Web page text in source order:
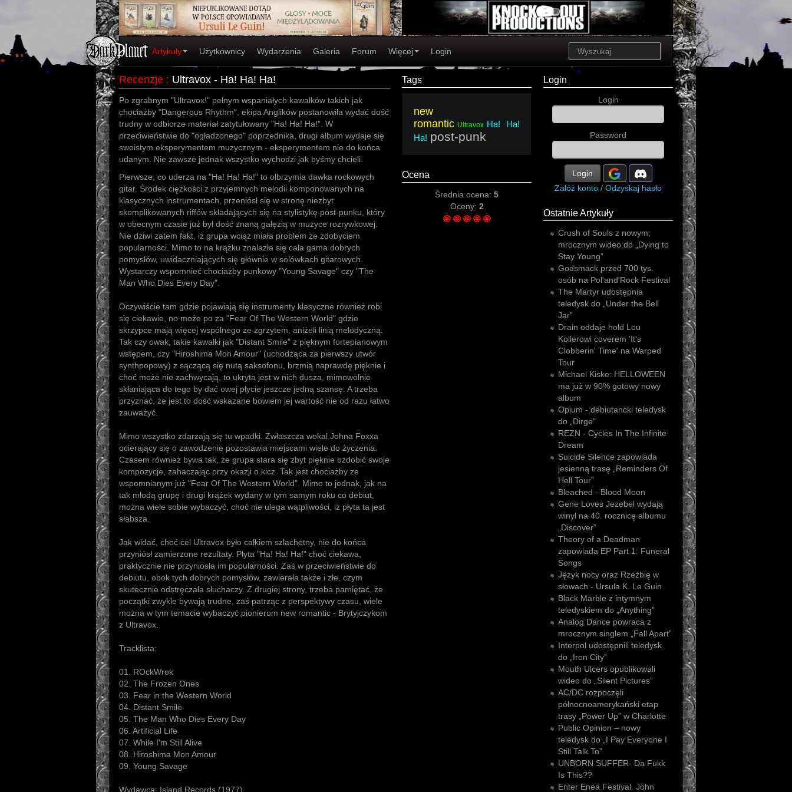
Artykuły Użytkownicy Wydarzenia Galeria Forum Więcej Login
Recenzje : Ultravox - Ha! Ha! Ha!
Po zgrabnym "Ultravox!" pełnym wspaniałych kawałków takich jak
chociażby "Dangerous Rhythm", ekipa Anglików postanowiła wydać dość
trudny w odbiorze materiał zatytułowany "Ha! Ha! Ha!". W
przeciwieństwie do "ogładzonego" poprzednika, drugi album wydaje się
swoistym eksperymentem muzycznym - eksperymentem nie do końca
udanym. Nie zawsze jednak wszystko wychodzi jak byśmy chcieli.
Pierwsze, co uderza na "Ha! Ha! Ha!" to olbrzymia dawka rockowych
gitar. Środek ciężkości z przyjemnych melodii komponowanych na
klasycznych instrumentach, przeniósł się w stronę niezbyt
skomplikowanych riffów składających się na stylistykę post-punku, który
w obecnym czasie już był dość znaną gałęzią w muzyce rozrywkowej.
Nie dziwi zatem fakt, iż grupa wciąż miała problem ze zdobyciem
popularności. Mimo to na krążku znalazła się cała gama dobrych
pomysłów, uwidaczniających się głównie w solówkach gitarowych.
Wystarczy wspomnieć chociażby punkowy "Young Savage" czy "The
Man Who Dies Every Day".
Oczywiście tam gdzie pojawiają się instrumenty klasyczne również robi
się ciekawie, no może po za "Fear Of The Western World" gdzie
skrzypce mają więcej wspólnego ze zgrzytem, aniżeli linią melodyczną.
Tak czy owak, takie kawałki jak "Distant Smile" z pięknym fortepianowym
wstępem, czy "Hiroshima Mon Amour" (uchodząca za pierwszy utwór
synthpopowy) z sączącą się nutą saksofonu, brzmią naprawdę pięknie i
choć może nie zachwycają, to ukryta jest w nich dusza, mimowolnie
skłaniająca do tego by dać owej płycie jeszcze jedną szansę. A trzeba
przyznać, że jest to dość wskazane bowiem jej wartość nie od razu łatwo
zauważyć.
Mimo wszystko zdarzają się tu wpadki. Zwłaszcza wokal Johna Foxxa
ocierający się o zawodzenie pozostawia miejscami wiele do życzenia.
Czasem również bywa tak, że grupa stara się zbyt pięknie ozdobić swoje
kompozycje, zahaczając przy okazji o kicz. Tak jest chociażby ze
wspomnianym już "Fear Of The Western World". Mimo to jednak, jak na
tak młodą grupę i drugi krążek wydany w tym samym roku co debiut,
można wiele sobie wybaczyć, choć nie ulega wątpliwości, iż płyta ta jest
słabsza.
Jak widać, choć cel Ultravox było całkiem szlachetny, nie do końca
przyniósł zamierzone rezultaty. Płyta "Ha! Ha! Ha!" choć ciekawa,
praktycznie nie przyniosła im popularności. Zaś w przeciwieństwie do
debiutu, obok tych dobrych pomysłów, zawierała także i złe, czym
skutecznie odstręczała słuchaczy. Z drugiej strony, trzeba pamiętać, że
początki zwykle bywają trudne, zaś patrząc z perspektywy czasu, wiele
można w tym temacie wybaczyć pionierom new romantic - Brytyjczykom
z Ultravox.
Tracklista:
01. ROckWrok
02. The Frozen Ones
03. Fear in the Western World
04. Distant Smile
05. The Man Who Dies Every Day
06. Artificial Life
07. While I'm Still Alive
08. Hiroshima Mon Amour
09. Young Savage
Wydawca: Island Records (1977)
Tags
new
romantic Ultravox Ha! Ha!
Ha! post-punk
Ocena
Średnia ocena: 5
Oceny: 2
Login
Login
Password
Login
Załóż konto / Odzyskaj hasło
Ostatnie Artykuły
Crush of Souls z nowym,
mrocznym wideo do „Dying to
Stay Young”
Godsmack przed 700 tys.
osób na Pol'and'Rock Festival
The Martyr udostępnia
teledysk do „Under the Bell
Jar”
Drain oddaje hołd Lou
Kollerowi coverem 'It's
Clobberin' Time' na Warped
Tour
Michael Kiske: HELLOWEEN
ma już w 90% gotowy nowy
album
Opium - debiutancki teledysk
do „Dirge”
REZN - Cycles In The Infinite
Dream
Suicide Silence zapowiada
jesienną trasę „Reminders Of
Hell Tour”
Bleached - Blood Moon
Gene Loves Jezebel wydają
winyl na 40. rocznicę albumu
„Discover”
Theory of a Deadman
zapowiada EP Part 1: Funeral
Songs
Język nocy oraz Rzeźbię w
słowach - Ursula K. Le Guin
Black Marble z intymnym
teledyskiem do „Anything”
Analog Dance powraca z
mrocznym singlem „Fall Apart”
Interpol udostępnili teledysk
do „Iron City”
Mouth Ulcers opublikowali
wideo do „Silent Pictures”
AC/DC rozpoczęli
północnoamerykański etap
trasy „Power Up” w Charlotte
Public Opinion – nowy
teledysk do „I Pay Everyone I
Still Talk To”
UNBORN SUFFER- Da Fukk
Is This??
Enter Enea Festival. John